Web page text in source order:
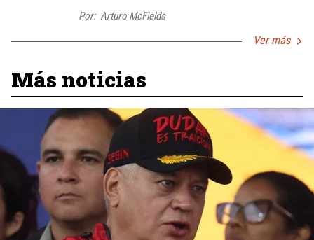
Por: Arturo McFields
Ver más
Más noticias